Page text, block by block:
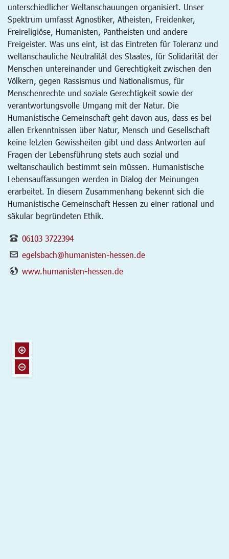
unterschiedlicher Weltanschauungen organisiert. Unser
Spektrum umfasst Agnostiker, Atheisten, Freidenker,
Freireligiöse, Humanisten, Pantheisten und andere
Freigeister. Was uns eint, ist das Eintreten für Toleranz und
weltanschauliche Neutralität des Staates, für Solidarität der
Menschen untereinander und Gerechtigkeit zwischen den
Völkern, gegen Rassismus und Nationalismus, für
Menschenrechte und soziale Gerechtigkeit sowie der
verantwortungsvolle Umgang mit der Natur. Die
Humanistische Gemeinschaft geht davon aus, dass es bei
allen Erkenntnissen über Natur, Mensch und Gesellschaft
keine letzten Gewissheiten gibt und dass Antworten auf
Fragen der Lebensführung stets auch sozial und
weltanschaulich bestimmt sein müssen. Humanistische
Lebensauffassungen werden in Dialog der Meinungen
erarbeitet. In diesem Zusammenhang bekennt sich die
Humanistische Gemeinschaft Hessen zu einer rational und
säkular begründeten Ethik.
06103 3722394
egelsbach@humanisten-hessen.de
www.humanisten-hessen.de